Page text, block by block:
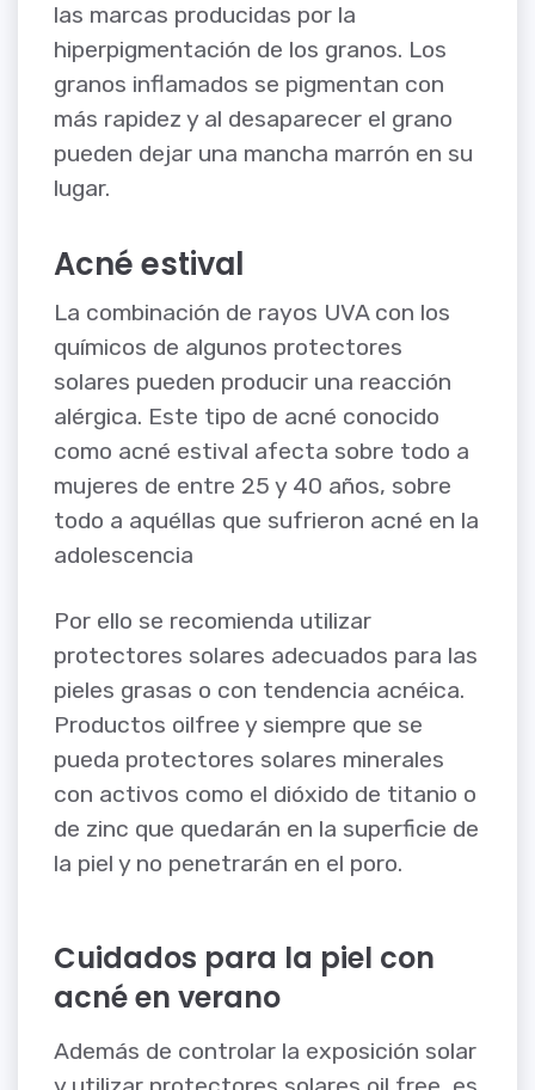
las marcas producidas por la
hiperpigmentación de los granos. Los
granos inflamados se pigmentan con
más rapidez y al desaparecer el grano
pueden dejar una mancha marrón en su
lugar.
Acné estival
La combinación de rayos UVA con los
químicos de algunos protectores
solares pueden producir una reacción
alérgica. Este tipo de acné conocido
como acné estival afecta sobre todo a
mujeres de entre 25 y 40 años, sobre
todo a aquéllas que sufrieron acné en la
adolescencia
Por ello se recomienda utilizar
protectores solares adecuados para las
pieles grasas o con tendencia acnéica.
Productos oilfree y siempre que se
pueda protectores solares minerales
con activos como el dióxido de titanio o
de zinc que quedarán en la superficie de
la piel y no penetrarán en el poro.
Cuidados para la piel con
acné en verano
Además de controlar la exposición solar